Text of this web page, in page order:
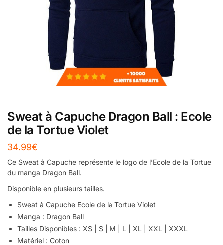
Sweat à Capuche Dragon Ball : Ecole
de la Tortue Violet
34.99€
Ce Sweat à Capuche représente le logo de l’Ecole de la Tortue
du manga Dragon Ball.
Disponible en plusieurs tailles.
Sweat à Capuche Ecole de la Tortue Violet
Manga : Dragon Ball
Tailles Disponibles : XS | S | M | L | XL | XXL | XXXL
Matériel : Coton